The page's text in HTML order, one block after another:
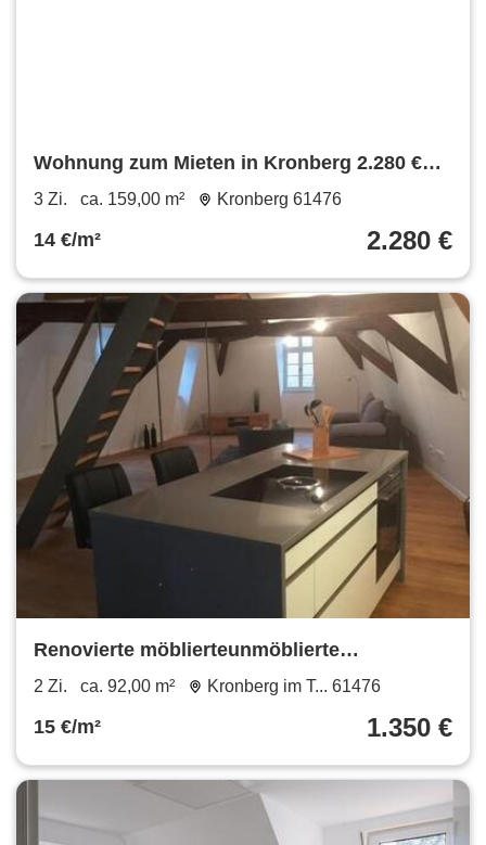
Wohnung zum Mieten in Kronberg 2.280 €
159 m²
3 Zi. ca. 159,00 m² Kronberg 61476
14 €/m² 2.280 €
Renovierte möblierteunmöblierte
Altbauwohnung im Herzen von Kronberg
2 Zi. ca. 92,00 m² Kronberg im T... 61476
15 €/m² 1.350 €